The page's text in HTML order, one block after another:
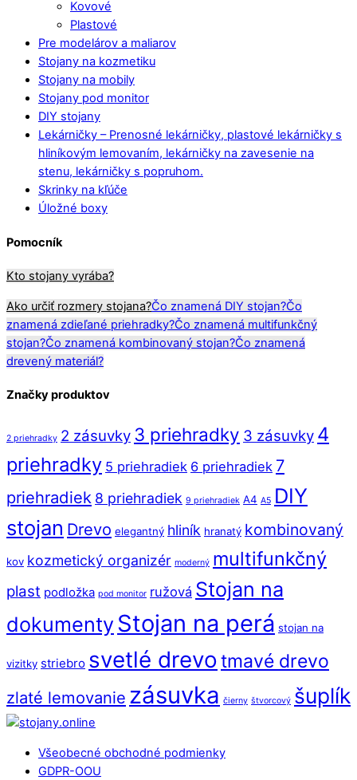
Kovové
Plastové
Pre modelárov a maliarov
Stojany na kozmetiku
Stojany na mobily
Stojany pod monitor
DIY stojany
Lekárničky – Prenosné lekárničky, plastové lekárničky s
hliníkovým lemovaním, lekárničky na zavesenie na
stenu, lekárničky s popruhom.
Skrinky na kľúče
Úložné boxy
Pomocník
Kto stojany vyrába?
Ako určiť rozmery stojana?Čo znamená DIY stojan?Čo
znamená zdieľané priehradky?Čo znamená multifunkčný
stojan?Čo znamená kombinovaný stojan?Čo znamená
drevený materiál?
Značky produktov
2 priehradky 2 zásuvky 3 priehradky 3 zásuvky 4
priehradky 5 priehradiek 6 priehradiek 7
priehradiek 8 priehradiek 9 priehradiek A4 A5 DIY
stojan Drevo elegantný hliník hranatý kombinovaný
kov kozmetický organizér moderný multifunkčný
plast podložka pod monitor ružová Stojan na
dokumenty Stojan na perá stojan na
vizitky striebro svetlé drevotmavé drevo
zlaté lemovanie zásuvka čierny štvorcový šuplík
Back
Top
Všeobecné obchodné podmienky
GDPR-OOU